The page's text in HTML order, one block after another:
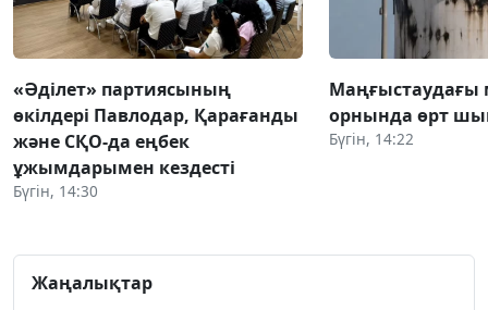
«Әділет» партиясының
өкілдері Павлодар, Қарағанды
және СҚО-да еңбек
ұжымдарымен кездесті
Бүгін, 14:30
Маңғыстаудағы
орнында өрт
Бүгін, 14:22
Жаңалықтар